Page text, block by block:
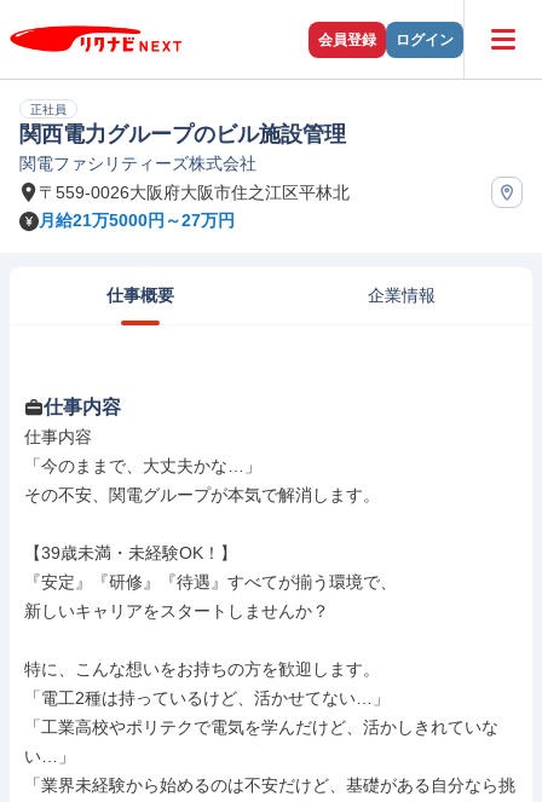
会員登録 ログイン
正社員
関西電力グループのビル施設管理
関電ファシリティーズ株式会社
〒559-0026大阪府大阪市住之江区平林北
月給21万5000円～27万円
仕事概要 企業情報
仕事内容
仕事内容
「今のままで、大丈夫かな…」
その不安、関電グループが本気で解消します。
【39歳未満・未経験OK！】
『安定』『研修』『待遇』すべてが揃う環境で、
新しいキャリアをスタートしませんか？
特に、こんな想いをお持ちの方を歓迎します。
「電工2種は持っているけど、活かせてない…」
「工業高校やポリテクで電気を学んだけど、活かしきれていな
い…」
「業界未経験から始めるのは不安だけど、基礎がある自分なら挑